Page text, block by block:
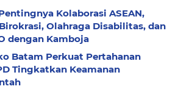
Kolaborasi ASEAN,
Olahraga Disabilitas, dan
dengan Kamboja
Batam Perkuat Pertahanan
Tingkatkan Keamanan